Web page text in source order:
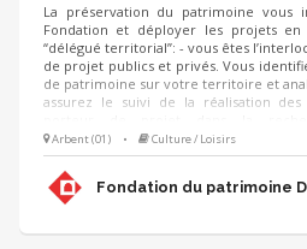
La préservation du patrimoine vous
Fondation et déployer les projets
“délégué territorial”: - vous êtes
de projet publics et privés. Vous
de patrimoine sur votre territoire et
assurez le suivi de la réalisation
communication, l'animation de sa
projet. - Vous contribuez au
ressources (mécènes, donateurs,
les actions de la Fondation.
Arbent (01) • Culture / Loisirs
Fondation du patrimoine